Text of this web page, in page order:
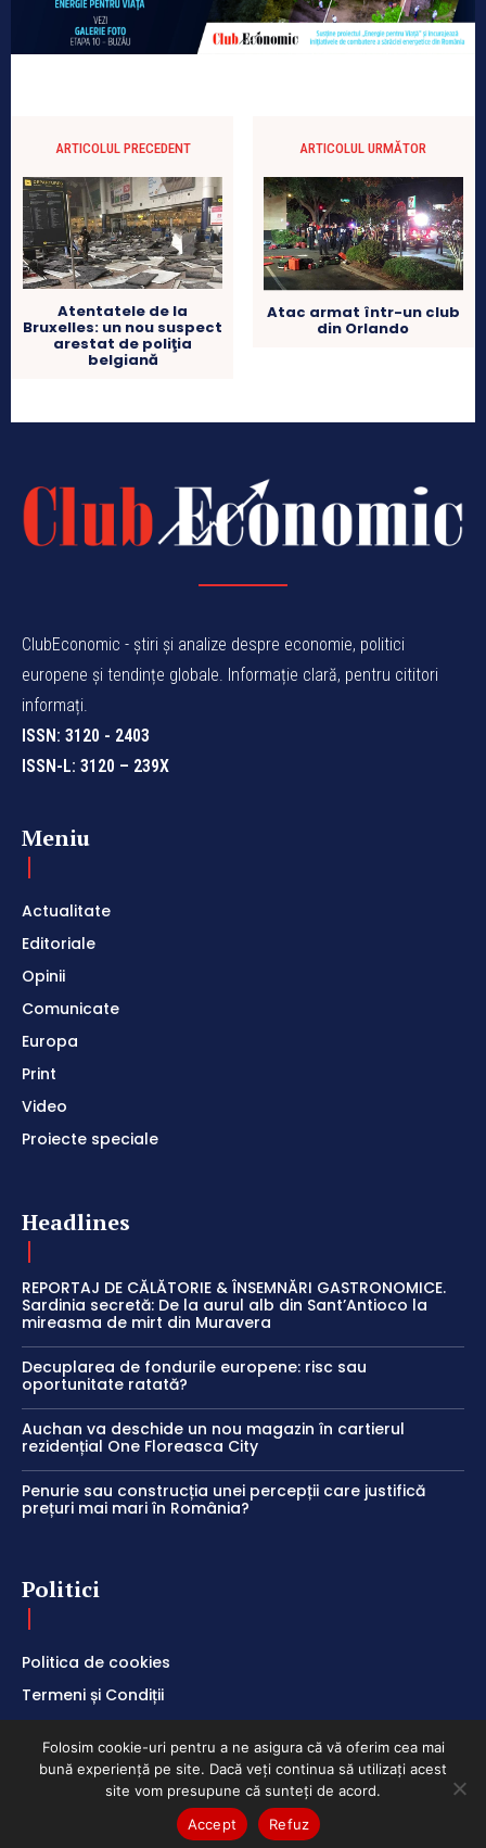
ARTICOLUL PRECEDENT
Atentatele de la
Bruxelles: un nou suspect
arestat de poliţia
belgiană
ARTICOLUL URMĂTOR
Atac armat într-un club
din Orlando
ClubEconomic - știri și analize despre economie, politici
europene și tendințe globale. Informație clară, pentru cititori
informați.
ISSN: 3120 - 2403
ISSN-L: 3120 – 239X
Meniu
Actualitate
Editoriale
Opinii
Comunicate
Europa
Print
Video
Proiecte speciale
Headlines
REPORTAJ DE CĂLĂTORIE & ÎNSEMNĂRI GASTRONOMICE.
Sardinia secretă: De la aurul alb din Sant’Antioco la
mireasma de mirt din Muravera
Decuplarea de fondurile europene: risc sau
oportunitate ratată?
Auchan va deschide un nou magazin în cartierul
rezidențial One Floreasca City
Penurie sau construcția unei percepții care justifică
prețuri mai mari în România?
Politici
Politica de cookies
Termeni și Condiții
ClubEconomic @2026
Folosim cookie-uri pentru a ne asigura că vă oferim cea mai
bună experiență pe site. Dacă veți continua să utilizați acest
site vom presupune că sunteți de acord.
Accept
Refuz